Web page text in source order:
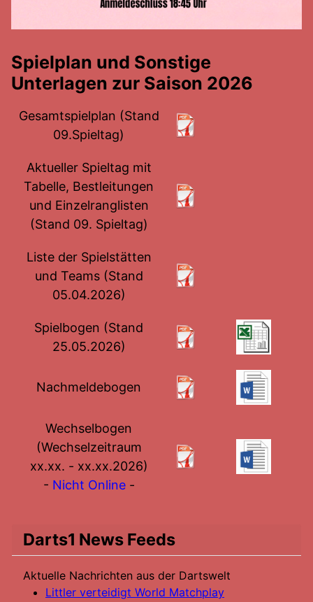
Spielplan und Sonstige
Unterlagen zur Saison 2026
Gesamtspielplan (Stand
09.Spieltag)
Aktueller Spieltag mit
Tabelle, Bestleitungen
und Einzelranglisten
(Stand 09. Spieltag)
Liste der Spielstätten
und Teams (Stand
05.04.2026)
Spielbogen (Stand
25.05.2026)
Nachmeldebogen
Wechselbogen
(Wechselzeitraum
xx.xx. - xx.xx.2026)
- Nicht Online -
Darts1 News Feeds
Aktuelle Nachrichten aus der Dartswelt
Littler verteidigt World Matchplay